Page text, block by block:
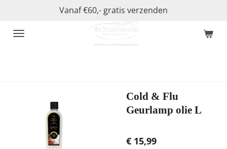
naar
Vanaf €60,- gratis verzenden
Cold & Flu
Geurlamp olie L
€ 15,99